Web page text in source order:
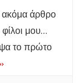
ακόμα άρθρο
φίλοι μου…
το πρώτο